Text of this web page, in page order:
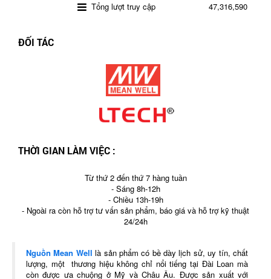
Tổng lượt truy cập
47,316,590
ĐỐI TÁC
THỜI GIAN LÀM VIỆC :
Từ thứ 2 đến thứ 7 hàng tuần
- Sáng 8h-12h
- Chiều 13h-19h
- Ngoài ra còn hỗ trợ tư vấn sản phẩm, báo giá và hỗ trợ kỹ thuật
24/24h
Nguồn Mean Well là sản phẩm có bề dày lịch sử, uy tín, chất
lượng, một thương hiệu không chỉ nổi tiếng tại Đài Loan mà
còn được ưa chuộng ở Mỹ và Châu Âu. Được sản xuất với